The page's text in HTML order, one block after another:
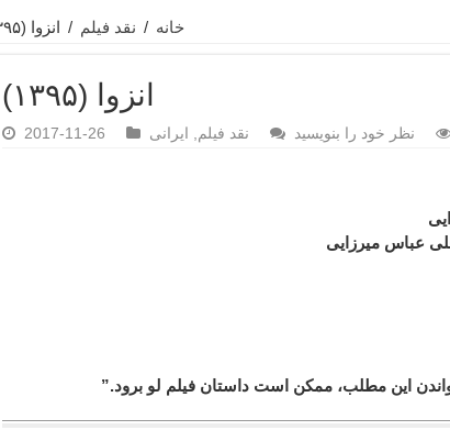
خانه / نقد فیلم / انزوا (۱۳۹۵)
انزوا (۱۳۹۵)
2017-11-26 نقد فیلم ایرانی نظر خود را بنویسید
عباس میرزایی
این مطلب، ممکن است داستان فیلم لو برود.”